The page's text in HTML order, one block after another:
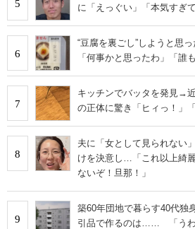
5
に「えっぐい」「本気すぎ
6
“豆腐を裏ごし”しようと思
「何事かと思ったわ」「誰
7
キッチンでバッタを発見
の正体に驚き「ヒィっ！」
8
夫に「女として見られない
けを決意し…「これ以上綺
ないぞ！旦那！」
9
築60年団地で暮らす40代独
引品で作るのは…… 「うわ